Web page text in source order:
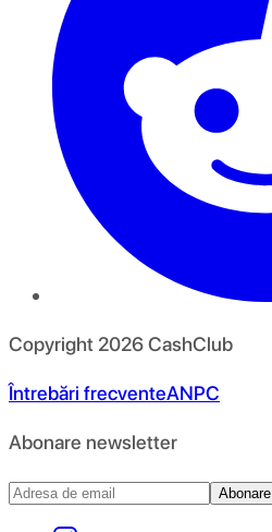
Copyright 2026CashClub
Întrebări frecventeANPC
Abonare newsletter
Abonare